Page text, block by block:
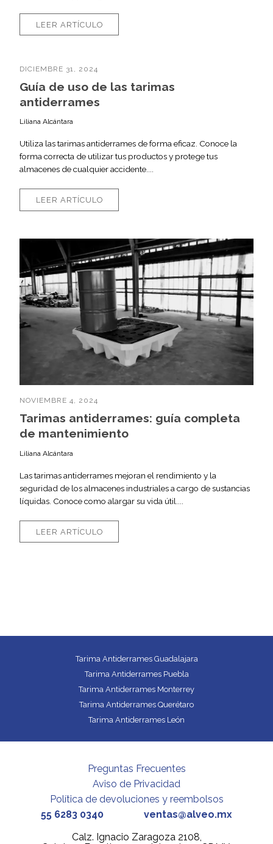
LEER ARTÍCULO
DICIEMBRE 31, 2024
Guía de uso de las tarimas
antiderrames
Liliana Alcántara
Utiliza las tarimas antiderrames de forma eficaz. Conoce la
forma correcta de utilizar tus productos y protege tus
almacenes de cualquier accidente....
LEER ARTÍCULO
NOVIEMBRE 4, 2024
Tarimas antiderrames: guía completa
de mantenimiento
Liliana Alcántara
Las tarimas antiderrames mejoran el rendimiento y la
seguridad de los almacenes industriales a cargo de sustancias
líquidas. Conoce como alargar su vida útil....
LEER ARTÍCULO
Tarima Antiderrames Guadalajara
Tarima Antiderrames Puebla
Tarima Antiderrames Monterrey
Tarima Antiderrames Querétaro
Tarima Antiderrames León
Preguntas Frecuentes
Aviso de Privacidad
Política de devoluciones y reembolsos
55 6283 0340
ventas@alveo.mx
Calz. Ignacio Zaragoza 2108,